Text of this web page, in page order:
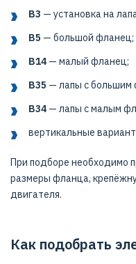
B3 — установка на
B5 — большой фланец;
B14 — малый фланец;
B35 — лапы с большим
B34 — лапы с малым
вертикальные
При подборе необходимо
размеры фланца,
двигателя.
Как подобрать